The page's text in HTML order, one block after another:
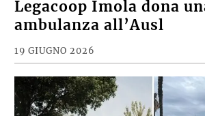
Legacoop Imola dona
ambulanza all’Ausl
19 GIUGNO 2026